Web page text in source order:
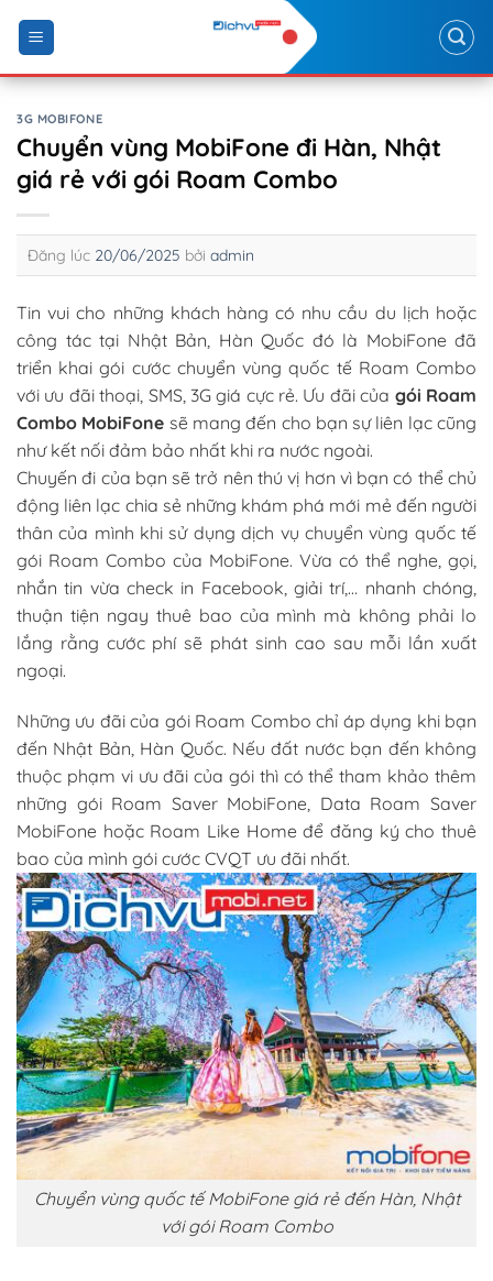
content
3G MOBIFONE
Chuyển vùng MobiFone đi Hàn, Nhật
giá rẻ với gói Roam Combo
Đăng lúc 20/06/2025 bởi admin
Tin vui cho những khách hàng có nhu cầu du lịch hoặc
công tác tại Nhật Bản, Hàn Quốc đó là MobiFone đã
triển khai gói cước chuyển vùng quốc tế Roam Combo
với ưu đãi thoại, SMS, 3G giá cực rẻ. Ưu đãi của gói Roam
Combo MobiFone sẽ mang đến cho bạn sự liên lạc cũng
như kết nối đảm bảo nhất khi ra nước ngoài.
Chuyến đi của bạn sẽ trở nên thú vị hơn vì bạn có thể chủ
động liên lạc chia sẻ những khám phá mới mẻ đến người
thân của mình khi sử dụng dịch vụ chuyển vùng quốc tế
gói Roam Combo của MobiFone. Vừa có thể nghe, gọi,
nhắn tin vừa check in Facebook, giải trí,… nhanh chóng,
thuận tiện ngay thuê bao của mình mà không phải lo
lắng rằng cước phí sẽ phát sinh cao sau mỗi lần xuất
ngoại.
Những ưu đãi của gói Roam Combo chỉ áp dụng khi bạn
đến Nhật Bản, Hàn Quốc. Nếu đất nước bạn đến không
thuộc phạm vi ưu đãi của gói thì có thể tham khảo thêm
những gói Roam Saver MobiFone, Data Roam Saver
MobiFone hoặc Roam Like Home để đăng ký cho thuê
bao của mình gói cước CVQT ưu đãi nhất.
Chuyển vùng quốc tế MobiFone giá rẻ đến Hàn, Nhật
với gói Roam Combo